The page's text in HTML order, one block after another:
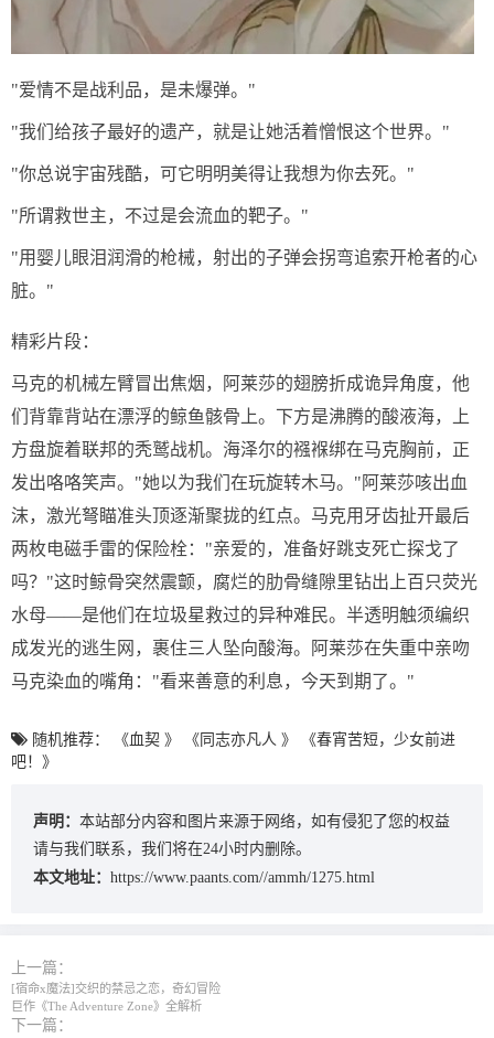
"爱情不是战利品，是未爆弹。"
"我们给孩子最好的遗产，就是让她活着憎恨这个世界。"
"你总说宇宙残酷，可它明明美得让我想为你去死。"
"所谓救世主，不过是会流血的靶子。"
"用婴儿眼泪润滑的枪械，射出的子弹会拐弯追索开枪者的心
脏。"
精彩片段：
马克的机械左臂冒出焦烟，阿莱莎的翅膀折成诡异角度，他
们背靠背站在漂浮的鲸鱼骸骨上。下方是沸腾的酸液海，上
方盘旋着联邦的秃鹫战机。海泽尔的襁褓绑在马克胸前，正
发出咯咯笑声。"她以为我们在玩旋转木马。"阿莱莎咳出血
沫，激光弩瞄准头顶逐渐聚拢的红点。马克用牙齿扯开最后
两枚电磁手雷的保险栓："亲爱的，准备好跳支死亡探戈了
吗？"这时鲸骨突然震颤，腐烂的肋骨缝隙里钻出上百只荧光
水母——是他们在垃圾星救过的异种难民。半透明触须编织
成发光的逃生网，裹住三人坠向酸海。阿莱莎在失重中亲吻
马克染血的嘴角："看来善意的利息，今天到期了。"
随机推荐： 《血契 》 《同志亦凡人 》
《春宵苦短，少女前进
吧！》
声明： 本站部分内容和图片来源于网络，如有侵犯了您的权益
请与我们联系，我们将在24小时内删除。
本文地址： https://www.paants.com//ammh/1275.html
上一篇：
[宿命x魔法]交织的禁忌之恋，奇幻冒险
巨作《The Adventure Zone》全解析
下一篇：